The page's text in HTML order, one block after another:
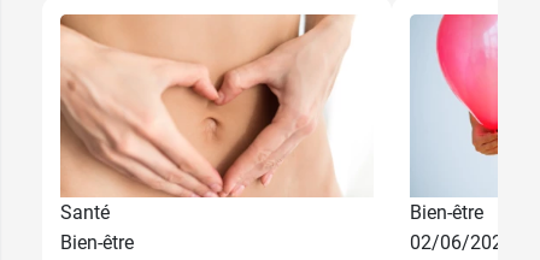
Santé
Bien-être
Bien-être
02/06/2026